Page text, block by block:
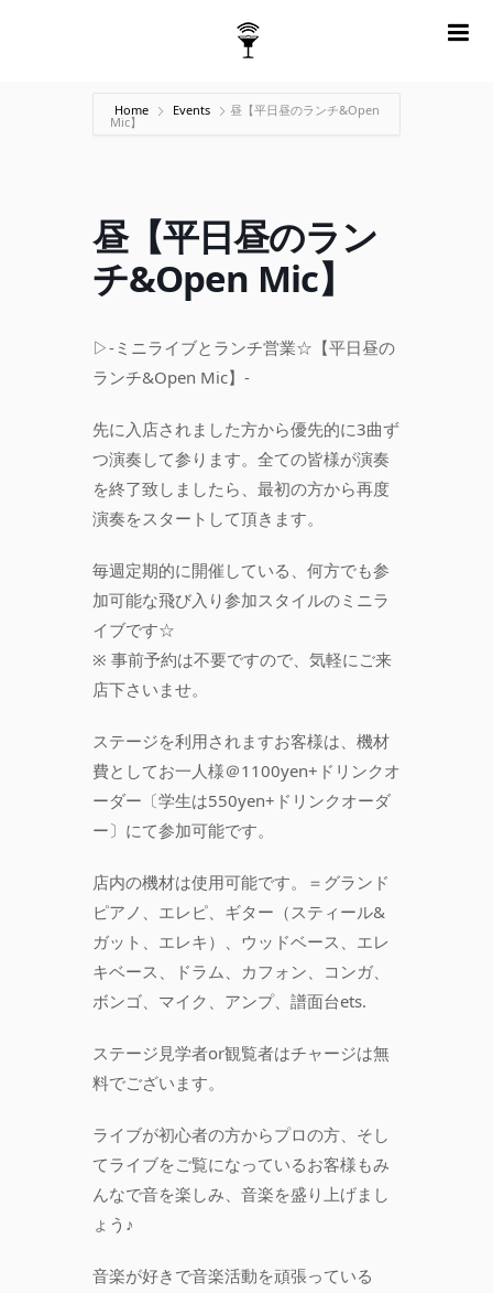
Home Events 昼【平日昼のランチ&Open
Mic】
昼【平日昼のラン
チ&Open Mic】
▷-ミニライブとランチ営業☆【平日昼の
ランチ&Open Mic】-
先に入店されました方から優先的に3曲ず
つ演奏して参ります。全ての皆様が演奏
を終了致しましたら、最初の方から再度
演奏をスタートして頂きます。
毎週定期的に開催している、何方でも参
加可能な飛び入り参加スタイルのミニラ
イブです☆
※ 事前予約は不要ですので、気軽にご来
店下さいませ。
ステージを利用されますお客様は、機材
費としてお一人様＠1100yen+ドリンクオ
ーダー〔学生は550yen+ドリンクオーダ
ー〕にて参加可能です。
店内の機材は使用可能です。＝グランド
ピアノ、エレピ、ギター（スティール&
ガット、エレキ）、ウッドベース、エレ
キベース、ドラム、カフォン、コンガ、
ボンゴ、マイク、アンプ、譜面台ets.
ステージ見学者or観覧者はチャージは無
料でございます。
ライブが初心者の方からプロの方、そし
てライブをご覧になっているお客様もみ
んなで音を楽しみ、音楽を盛り上げまし
ょう♪
音楽が好きで音楽活動を頑張っている